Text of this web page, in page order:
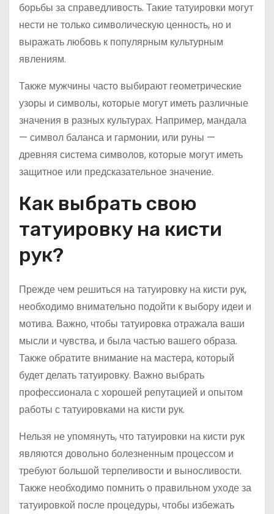
борьбы за справедливость. Такие татуировки могут
нести не только символическую ценность, но и
выражать любовь к популярным культурным
явлениям.
Также мужчины часто выбирают геометрические
узоры и символы, которые могут иметь различные
значения в разных культурах. Например, мандала
— символ баланса и гармонии, или руны —
древняя система символов, которые могут иметь
защитное или предсказательное значение.
Как выбрать свою
татуировку на кисти
рук?
Прежде чем решиться на татуировку на кисти рук,
необходимо внимательно подойти к выбору идеи и
мотива. Важно, чтобы татуировка отражала ваши
мысли и чувства, и была частью вашего образа.
Также обратите внимание на мастера, который
будет делать татуировку. Важно выбрать
профессионала с хорошей репутацией и опытом
работы с татуировками на кисти рук.
Нельзя не упомянуть, что татуировки на кисти рук
являются довольно болезненным процессом и
требуют большой терпеливости и выносливости.
Также необходимо помнить о правильном уходе за
татуировкой после процедуры, чтобы избежать